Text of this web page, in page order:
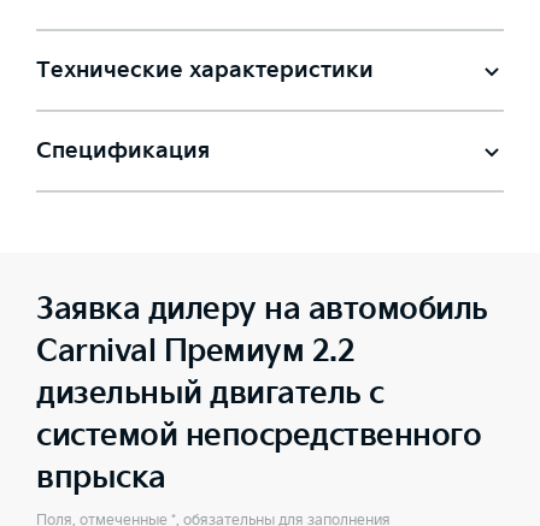
Технические характеристики
Спецификация
Заявка дилеру на автомобиль
Carnival Премиум 2.2
дизельный двигатель с
системой непосредственного
впрыска
Поля, отмеченные *, обязательны для заполнения